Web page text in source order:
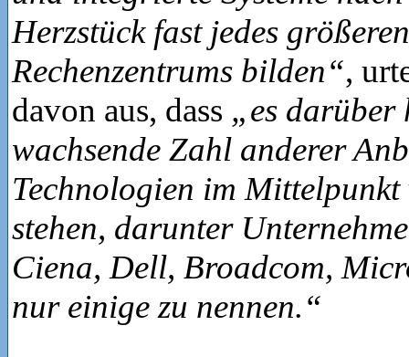
Herzstück fast jedes
Rechenzentrums bilden“,
davon aus, dass „es darüber
wachsende Zahl anderer
Technologien im
stehen, darunter
Ciena, Dell, Broadcom,
nur einige zu nennen.“